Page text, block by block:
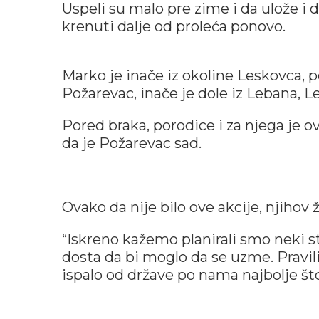
Uspeli su malo pre zime i da ulože i
krenuti dalje od proleća ponovo.
Marko je inače iz okoline Leskovca,
Požarevac, inače je dole iz Lebana,
Pored braka, porodice i za njega je
da je Požarevac sad.
Ovako da nije bilo ove akcije, njihov
“Iskreno kažemo planirali smo
dosta da bi moglo da se uzme.
ispalo od države po nama najbolje